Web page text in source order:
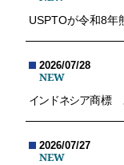
USPTOが令和8年
2026/07/28
NEW
インドネシア商標
2026/07/27
NEW